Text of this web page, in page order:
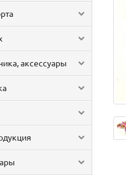
аксессуары